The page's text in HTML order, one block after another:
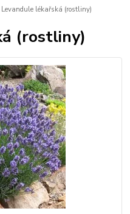
Levandule lékařská (rostliny)
(rostliny)